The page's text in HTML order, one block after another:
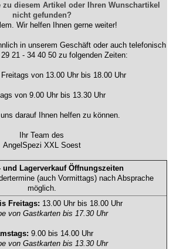
zu diesem Artikel oder Ihren Wunschartikel
nicht gefunden?
Wir helfen Ihnen gerne weiter!
in unserem Geschäft oder auch telefonisch
21 - 34 40 50 zu folgenden Zeiten:
von 13.00 Uhr bis 18.00 Uhr
von 9.00 Uhr bis 13.30 Uhr
darauf Ihnen helfen zu können.
Ihr Team des
AngelSpezi XXL Soest
und Lagerverkauf Öffnungszeiten
(auch Vormittags) nach Absprache
möglich.
Freitags: 13.00 Uhr bis 18.00 Uhr
von Gastkarten bis 17.30 Uhr
9.00 bis 14.00 Uhr
von Gastkarten bis 13.30 Uhr